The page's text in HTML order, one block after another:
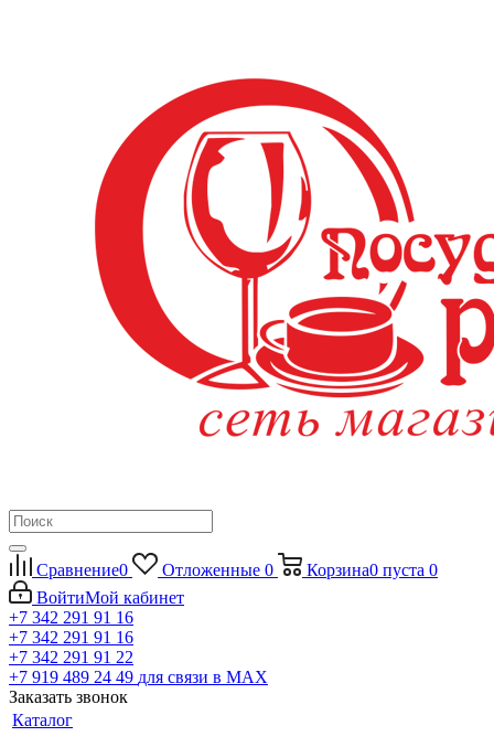
Сравнение0 Отложенные 0 Корзина0 пуста 0
ВойтиМой кабинет
+7 342 291 91 16
+7 342 291 91 16
+7 342 291 91 22
+7 919 489 24 49 для связи в МАХ
Заказать звонок
Каталог